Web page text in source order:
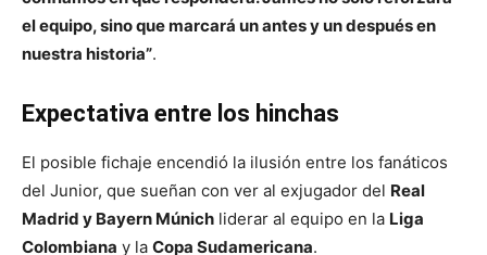
el equipo, sino que marcará un antes y un después en
nuestra historia”.
Expectativa entre los hinchas
El posible fichaje encendió la ilusión entre los fanáticos
del Junior, que sueñan con ver al exjugador del Real
Madrid y Bayern Múnich liderar al equipo en la Liga
Colombiana y la Copa Sudamericana.